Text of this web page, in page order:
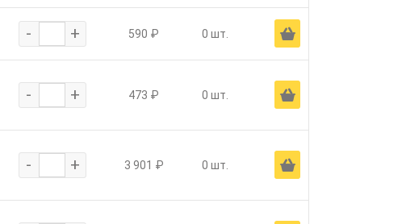
- + 590 ₽ 0 шт. Ä
- + 473 ₽ 0 шт. Ä
- + 3 901 ₽ 0 шт. Ä